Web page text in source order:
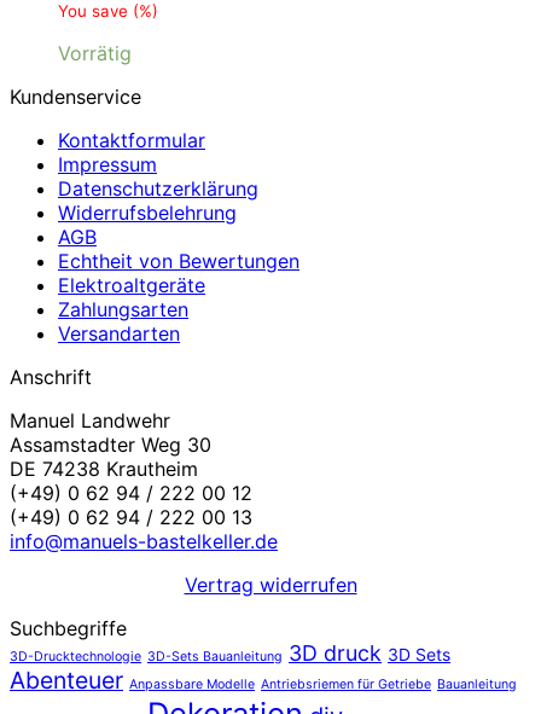
You save (%)
Vorrätig
Kundenservice
Kontaktformular
Impressum
Datenschutzerklärung
Widerrufsbelehrung
AGB
Echtheit von Bewertungen
Elektroaltgeräte
Zahlungsarten
Versandarten
Anschrift
Manuel Landwehr
Assamstadter Weg 30
DE 74238 Krautheim
(+49) 0 62 94 / 222 00 12
(+49) 0 62 94 / 222 00 13
info@manuels-bastelkeller.de
Vertrag widerrufen
Suchbegriffe
3D-Drucktechnologie 3D-Sets Bauanleitung 3D druck 3D Sets
Abenteuer Anpassbare Modelle Antriebsriemen für Getriebe Bauanleitung